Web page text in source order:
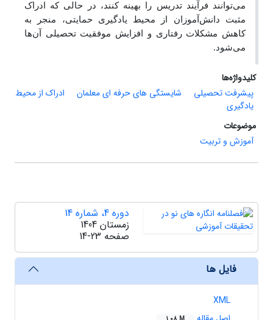
می‌توانند فرآیند تدریس را بهینه کنند، در حالی که ادراک
مثبت دانش‌آموزان از محیط یادگیری حمایتی، منجر به
کاهش مشکلات رفتاری و افزایش موفقیت تحصیلی آن‌ها
می‌شود.
کلیدواژه‌ها
پیشرفت تحصیلی
شایستگی های حرفه ای معلمان
ادراک از محیط
یادگیری
موضوعات
آموزش و تربیت
دوره 4، شماره 14
زمستان 1404
صفحه 14-23
فایل ها
XML